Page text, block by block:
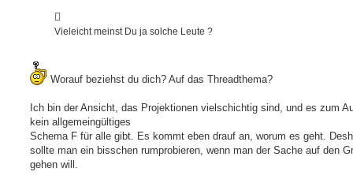
Vieleicht meinst Du ja solche Leute ?
Worauf beziehst du dich? Auf das Threadthema?
Ich bin der Ansicht, das Projektionen vielschichtig sind, und es zum
kein allgemeingültiges
Schema F für alle gibt. Es kommt eben drauf an, worum es geht.
sollte man ein bisschen rumprobieren, wenn man der Sache auf den
gehen will.